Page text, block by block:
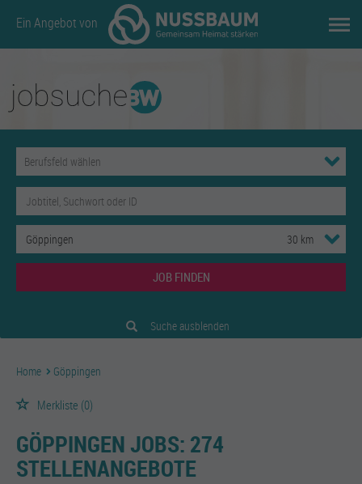
Ein Angebot von
JOB FINDEN
Suche ausblenden
Home Göppingen
Merkliste (0)
GÖPPINGEN JOBS: 274
STELLENANGEBOTE